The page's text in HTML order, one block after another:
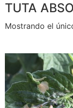
TUTA
Mostrando el